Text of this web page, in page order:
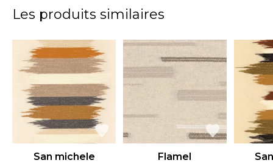
Les produits similaires
San michele Flamel